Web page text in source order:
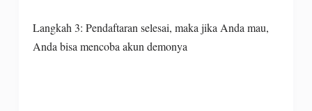
Langkah 3: Pendaftaran selesai, maka jika Anda mau,
Anda bisa mencoba akun demonya